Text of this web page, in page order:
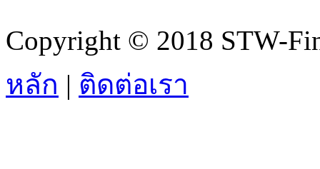
Copyright © 2018 STW-
หลัก | ติดต่อเรา